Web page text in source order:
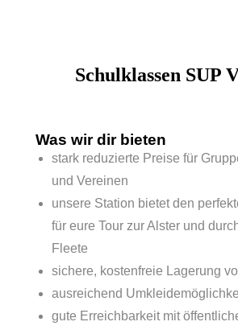
Schulklassen SUP
Was wir dir bieten
stark reduzierte Preise für
und Vereinen
unsere Station bietet den
für eure Tour zur Alster und
Fleete
sichere, kostenfreie Lagerung
ausreichend
gute Erreichbarkeit mit